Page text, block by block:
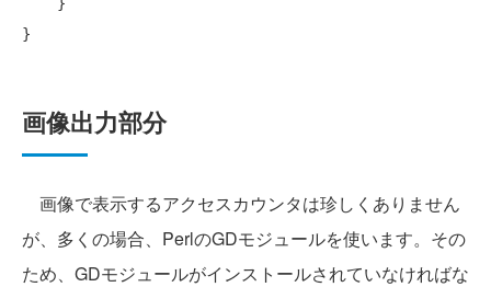
画像出力部分
画像で表示するアクセスカウンタは珍しくありません
が、多くの場合、PerlのGDモジュールを使います。その
ため、GDモジュールがインストールされていなければな